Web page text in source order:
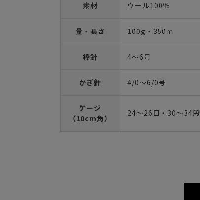
素材 ウール100％
量・長さ 100g・350ｍ
棒針 4～6号
かぎ針 4/0～6/0号
ゲージ
（10cm角）
24～26目・30～34段